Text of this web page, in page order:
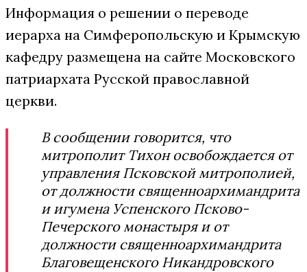
Информация о решении о переводе
иерарха на Симферопольскую и Крымскую
кафедру размещена на сайте Московского
патриархата Русской православной
церкви.
В сообщении говорится, что
митрополит Тихон освобождается от
управления Псковской митрополией,
от должности священноархимандрита
и игумена Успенского Псково-
Печерского монастыря и от
должности священноархимандрита
Благовещенского Никандровского